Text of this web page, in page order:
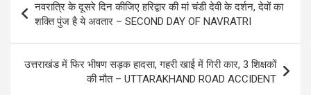
navigation
नवरात्रि के दूसरे दिन कीजिए हरिद्वार की मां चंडी देवी के दर्शन, देवों का
शक्ति पुंज है ये अवतार – SECOND DAY OF NAVRATRI
उत्तराखंड में फिर भीषण सड़क हादसा, गहरी खाई में गिरी कार, 3 शिक्षकों
की मौत – UTTARAKHAND ROAD ACCIDENT